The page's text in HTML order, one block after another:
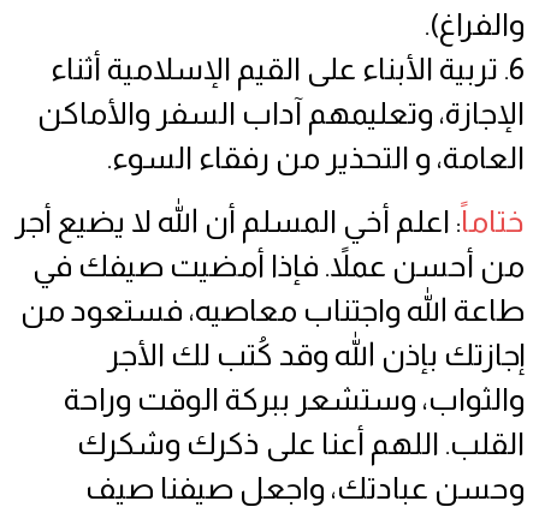
والفراغ).
6. تربية الأبناء على القيم الإسلامية أثناء
الإجازة، وتعليمهم آداب السفر والأماكن
العامة، و التحذير من رفقاء السوء.
ختاماً: اعلم أخي المسلم أن الله لا يضيع أجر
من أحسن عملاً. فإذا أمضيت صيفك في
طاعة الله واجتناب معاصيه، فستعود من
إجازتك بإذن الله وقد كُتب لك الأجر
والثواب، وستشعر ببركة الوقت وراحة
القلب. اللهم أعنا على ذكرك وشكرك
وحسن عبادتك، واجعل صيفنا صيف